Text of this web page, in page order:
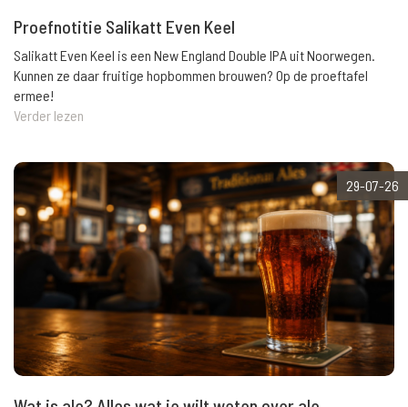
Proefnotitie Salikatt Even Keel
Salikatt Even Keel is een New England Double IPA uit Noorwegen.
Kunnen ze daar fruitige hopbommen brouwen? Op de proeftafel
ermee!
Verder lezen
29-07-26